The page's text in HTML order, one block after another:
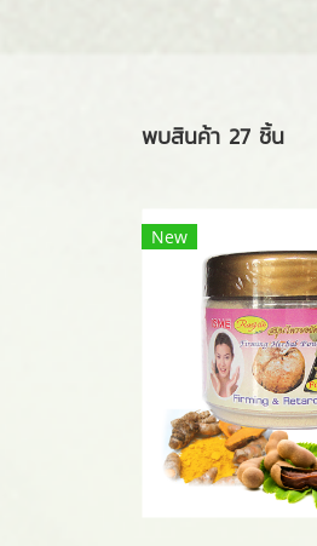
พบสินค้า 27 ชิ้น
New